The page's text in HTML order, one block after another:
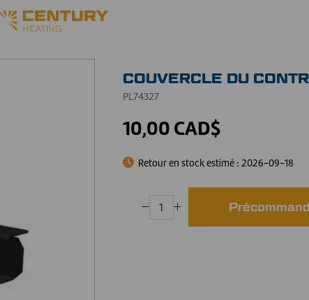
COUVERCLE DU
PL74327
10,00 CAD$
Retour en stock estimé :2026-09-18